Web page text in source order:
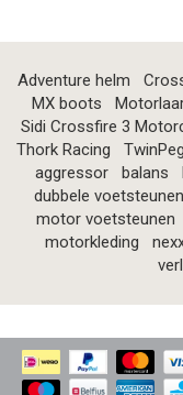
Adventure helm
MX boots
Sidi Crossfire 3
Thork Racing
aggressor
balans
dubbele voetsteunen
motor voetsteunen
motorkleding